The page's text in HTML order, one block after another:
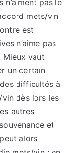
pas le
mets/vin
est
n’aime pas
Mieux vaut
un certain
difficultés à
vin dès lors les
autres
et
alors